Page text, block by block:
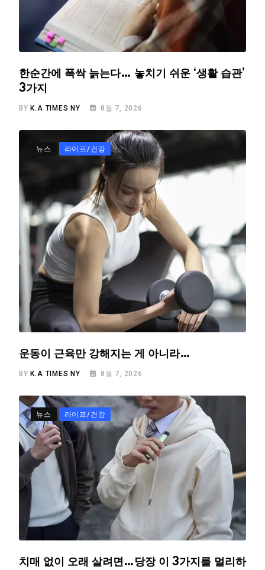
한순간에 폭싹 늙는다… 놓치기 쉬운 ‘생활 습관’
3가지
BY K.A TIMES NY 8월 7, 2026
뉴스 라이프/건강
운동이 근육만 강해지는 게 아니라…
BY K.A TIMES NY 8월 7, 2026
뉴스 라이프/건강
치매 없이 오래 살려면…당장 이 3가지를 멀리하